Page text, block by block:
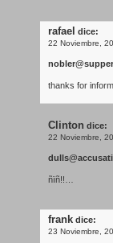
rafael dice:
22 Noviembre,
thanks for
Clinton dice:
22 Noviembre,
ñïñ!!…
frank dice:
23 Noviembre,